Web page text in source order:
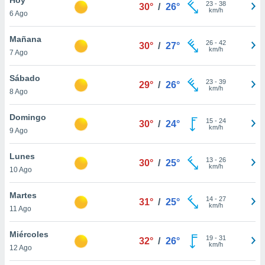
y
en
más
de
6 Ago
30° / 26° 23- 38
km/h
Mañana
7 Ago
30° / 27° 26- 42
km/h
Sábado
8 Ago
29° / 26° 23- 39
km/h
Domingo
9 Ago
30° / 24° 15- 24
km/h
Lunes
10 Ago
30° / 25° 13- 26
km/h
Martes
11 Ago
31° / 25° 14- 27
km/h
Miércoles
12 Ago
32° / 26° 19- 31
km/h